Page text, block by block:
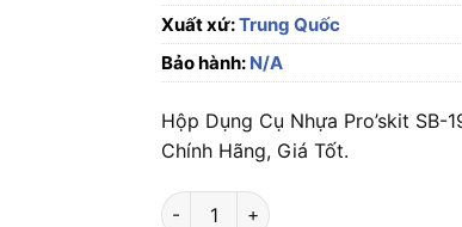
Xuất xứ:Trung Quốc
Bảo hành: N/A
Hộp Dụng Cụ Nhựa Pro’skit SB-
Chính Hãng, Giá Tốt.
Hộp Dụng Cụ Nhựa Pro'skit SB-